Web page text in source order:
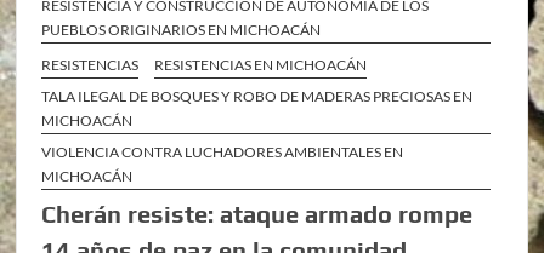
RESISTENCIA Y CONSTRUCCIÓN DE AUTONOMÍA DE LOS
PUEBLOS ORIGINARIOS EN MICHOACÁN
RESISTENCIAS
RESISTENCIAS EN MICHOACÁN
TALA ILEGAL DE BOSQUES Y ROBO DE MADERAS PRECIOSAS EN
MICHOACÁN
VIOLENCIA CONTRA LUCHADORES AMBIENTALES EN
MICHOACÁN
Cherán resiste: ataque armado rompe